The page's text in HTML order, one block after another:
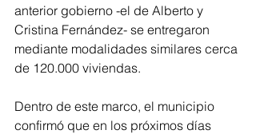
anterior gobierno -el de Alberto y
Cristina Fernández- se entregaron
mediante modalidades similares cerca
de 120.000 viviendas.
Dentro de este marco, el municipio
confirmó que en los próximos días